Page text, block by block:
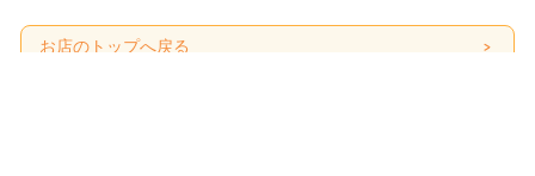
お店のトップへ戻る